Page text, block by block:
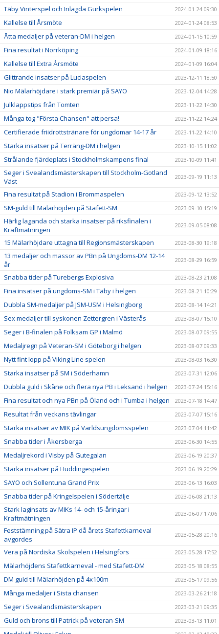
Täby Vinterspel och Inlagda Gurkspelen 2024-01-24 09:30
Kallelse till Årsmöte 2024-01-24 08:53
Åtta medaljer på veteran-DM i helgen 2024-01-15 10:59
Fina resultat i Norrköping 2024-01-09 18:16
Kallelse till Extra Årsmöte 2024-01-09 16:04
Glittrande insatser på Luciaspelen 2023-12-11 18:50
Nio Mälarhöjdare i stark premiär på SAYO 2023-12-04 14:28
Julklappstips från Tomten 2023-11-22 14:30
Många tog "Första Chansen" att persa! 2023-11-22 14:24
Certifierade friidrottstränare för ungdomar 14-17 år 2023-11-22 14:10
Starka insatser på Terräng-DM i helgen 2023-10-15 11:02
Strålande fjärdeplats i Stockholmskampens final 2023-10-09 11:41
Seger i Svealandsmästerskapen till Stockholm-Gotland
Väst
2023-09-19 11:13
Fina resultat på Stadion i Brommaspelen 2023-09-12 13:52
SM-guld till Mälarhöjden på Stafett-SM 2023-09-10 15:19
Härlig laganda och starka insatser på riksfinalen i
Kraftmätningen
2023-09-05 08:08
15 Mälarhöjdare uttagna till Regionsmästerskapen 2023-08-30 19:18
13 medaljer och massor av PBn på Ungdoms-DM 12-14
år
2023-08-29 16:59
Snabba tider på Turebergs Explosiva 2023-08-23 21:08
Fina insatser på ungdoms-SM i Täby i helgen 2023-08-21 10:29
Dubbla SM-medaljer på JSM-USM i Helsingborg 2023-08-14 14:21
Sex medaljer till syskonen Zettergren i Västerås 2023-08-07 15:10
Seger i B-finalen på Folksam GP i Malmö 2023-08-07 09:55
Medaljregn på Veteran-SM i Göteborg i helgen 2023-08-07 09:33
Nytt fint lopp på Viking Line spelen 2023-08-03 16:30
Starka insatser på SM i Söderhamn 2023-07-31 12:06
Dubbla guld i Skåne och flera nya PB i Leksand i helgen 2023-07-24 15:16
Fina resultat och nya PBn på Öland och i Tumba i helgen 2023-07-18 14:47
Resultat från veckans tävlingar 2023-07-07 15:16
Starka insatser av MIK på Världsungdomsspelen 2023-07-04 11:42
Snabba tider i Åkersberga 2023-06-30 14:55
Medaljrekord i Visby på Gutegalan 2023-06-19 20:37
Starka insatser på Huddingespelen 2023-06-19 20:29
SAYO och Sollentuna Grand Prix 2023-06-13 16:03
Snabba tider på Kringelspelen i Södertälje 2023-06-08 21:13
Stark laginsats av MIKs 14- och 15-åringar i
Kraftmätningen
2023-06-07 17:06
Feststämning på Sätra IP då årets Stafettkarneval
avgordes
2023-05-28 20:16
Vera på Nordiska Skolspelen i Helsingfors 2023-05-28 17:52
Mälarhöjdens Stafettkarneval - med Stafett-DM 2023-05-18 08:55
DM guld till Mälarhöjden på 4x100m 2023-05-17 09:56
Många medaljer i Sista chansen 2023-03-26 21:18
Seger i Svealandsmästerskapen 2023-03-21 09:35
Guld och brons till Patrick på veteran-SM 2023-03-13 11:01